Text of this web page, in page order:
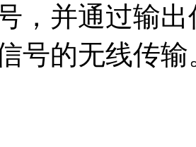
，并通过输
号的无线传输